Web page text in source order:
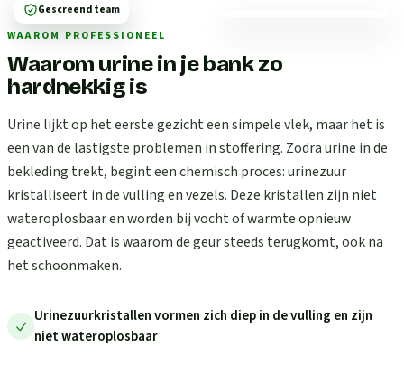
WAAROM PROFESSIONEEL
Waarom urine in je bank zo
hardnekkig is
Urine lijkt op het eerste gezicht een simpele vlek, maar het is
een van de lastigste problemen in stoffering. Zodra urine in de
bekleding trekt, begint een chemisch proces: urinezuur
kristalliseert in de vulling en vezels. Deze kristallen zijn niet
wateroplosbaar en worden bij vocht of warmte opnieuw
geactiveerd. Dat is waarom de geur steeds terugkomt, ook na
het schoonmaken.
Urinezuurkristallen vormen zich diep in de vulling en zijn
niet wateroplosbaar
Gescreend team